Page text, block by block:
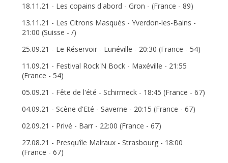
18.11.21 - Les copains d'abord - Gron - (France - 89)
13.11.21 - Les Citrons Masqués - Yverdon-les-Bains -
21:00 (Suisse - /)
25.09.21 - Le Réservoir - Lunéville - 20:30 (France - 54)
11.09.21 - Festival Rock'N Bock - Maxéville - 21:55
(France - 54)
05.09.21 - Fête de l'été - Schirmeck - 18:45 (France - 67)
04.09.21 - Scène d'Eté - Saverne - 20:15 (France - 67)
02.09.21 - Privé - Barr - 22:00 (France - 67)
27.08.21 - Presqu’île Malraux - Strasbourg - 18:00
(France - 67)